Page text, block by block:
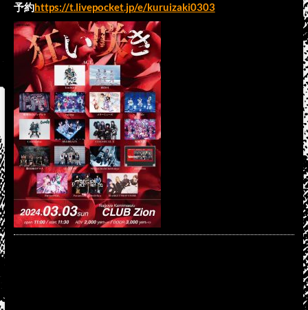
予約https://t.livepocket.jp/e/kuruizaki0303